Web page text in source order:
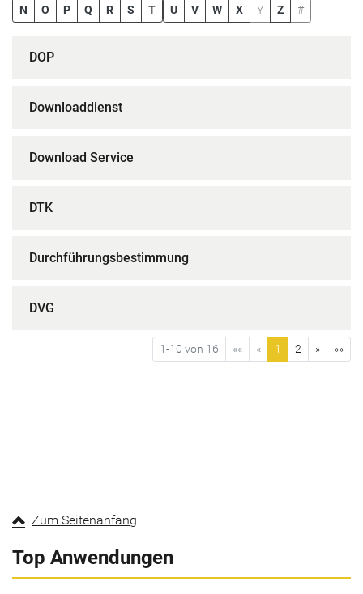
N
O P Q R S T U V W X Y Z #
DOP
Downloaddienst
Download Service
DTK
Durchführungsbestimmung
DVG
1-10 von 16 «« « 1 2 » »»
Zum Seitenanfang
Top Anwendungen